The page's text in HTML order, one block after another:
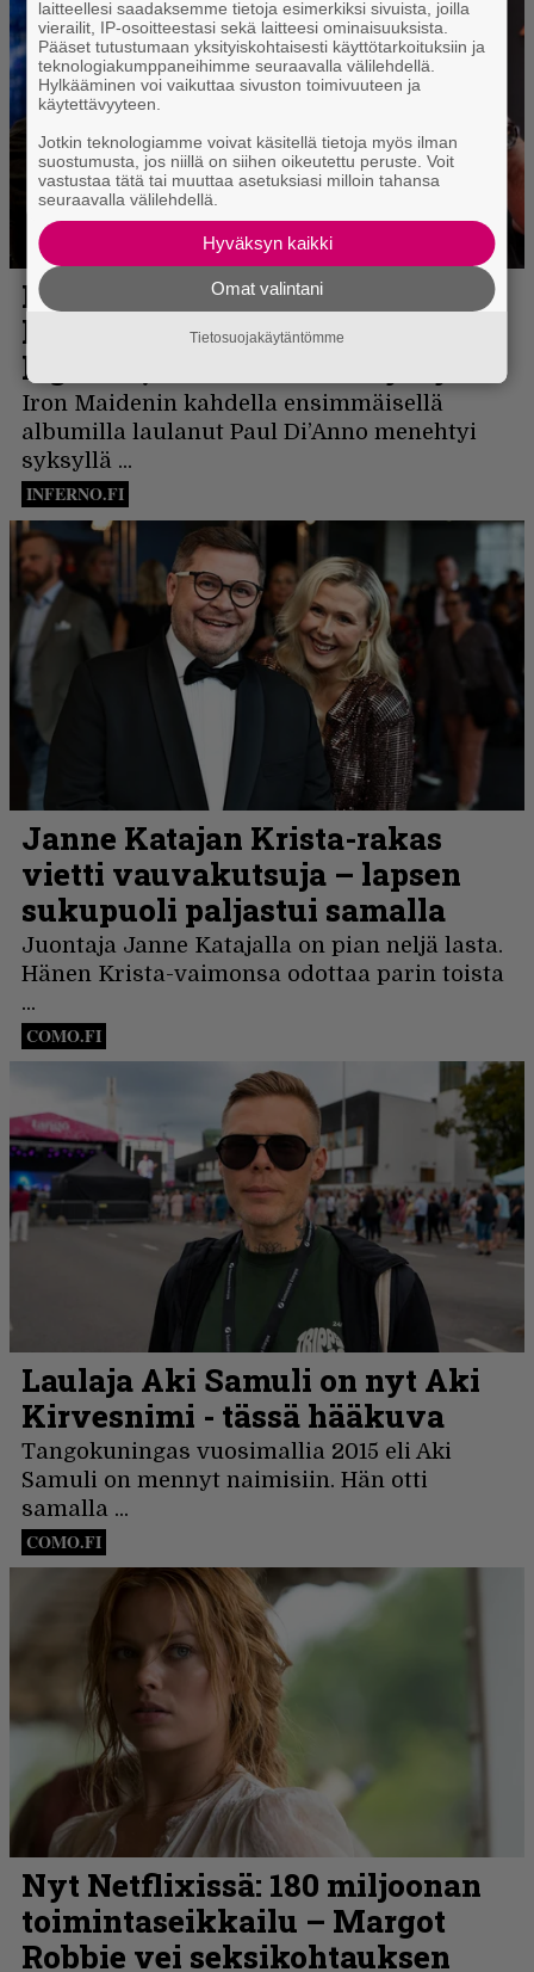
laitteellesi saadaksemme tietoja esimerkiksi sivuista, joilla
vierailit, IP-osoitteestasi sekä laitteesi ominaisuuksista.
Pääset tutustumaan yksityiskohtaisesti käyttötarkoituksiin ja
teknologiakumppaneihimme seuraavalla välilehdellä.
Hylkääminen voi vaikuttaa sivuston toimivuuteen ja
käytettävyyteen.
Jotkin teknologiamme voivat käsitellä tietoja myös ilman
suostumusta, jos niillä on siihen oikeutettu peruste. Voit
vastustaa tätä tai muuttaa asetuksiasi milloin tahansa
seuraavalla välilehdellä.
Hyväksyn kaikki
Omat valintani
Tietosuojakäytäntömme